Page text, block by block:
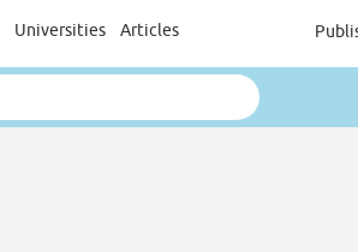
Universities Articles